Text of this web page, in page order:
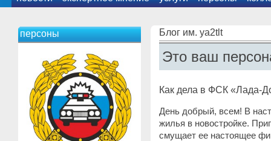
персоны Блог им. ya2tlt
Это ваш
Как дела в ФСК «Лада-
День добрый, всем! В
жилья в новостройке.
смущает ее настоящее